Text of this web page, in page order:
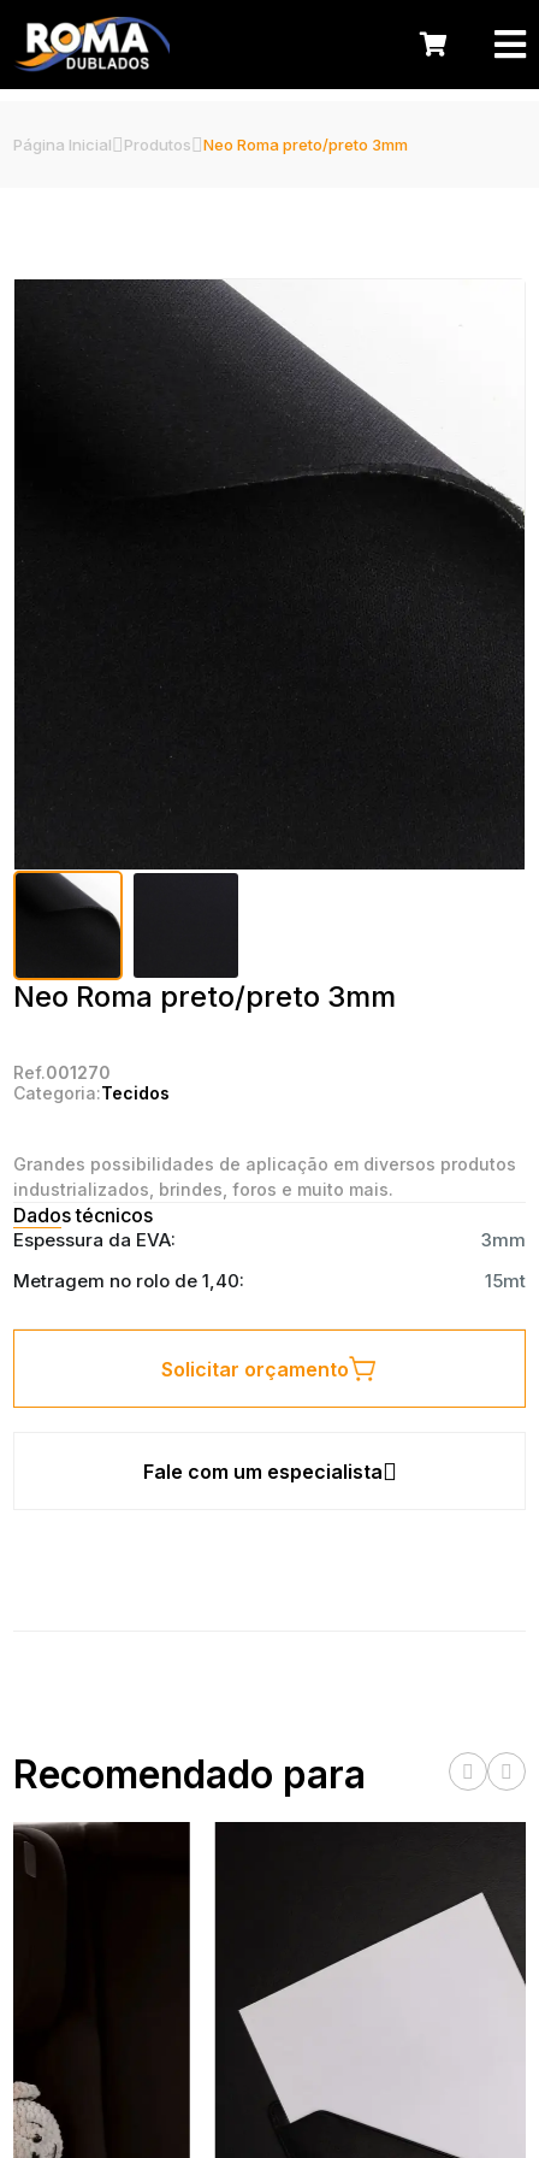
Página Inicial Produtos Neo Roma preto/preto 3mm
Neo Roma preto/preto 3mm
Ref.001270
Categoria:Tecidos
Grandes possibilidades de aplicação em diversos produtos
industrializados, brindes, foros e muito mais.
Dados técnicos
Espessura da EVA:
3mm
Metragem no rolo de 1,40:
15mt
Solicitar orçamento
Fale com um especialista
Recomendado para